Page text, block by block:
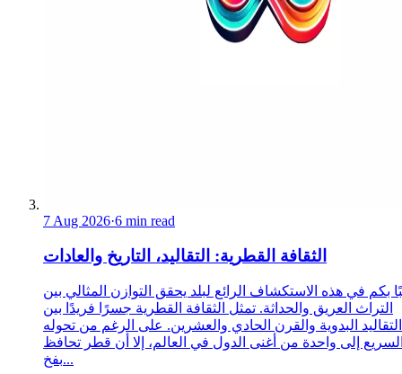
7 Aug 2026·6 min read
الثقافة القطرية: التقاليد، التاريخ والعادات
بكم في هذه الاستكشاف الرائع لبلد يحقق التوازن المثالي بين
التراث العريق والحداثة. تمثل الثقافة القطرية جسرًا فريدًا بين
التقاليد البدوية والقرن الحادي والعشرين. على الرغم من تحوله
إلى واحدة من أغنى الدول في العالم، إلا أن قطر تحافظ
بفخ...